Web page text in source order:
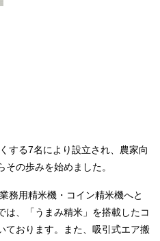
する7名により設立され、農家向
の歩みを始めました。
務用精米機・コイン精米機へと
は、「うまみ精米」を搭載したコ
ております。また、吸引式エア搬